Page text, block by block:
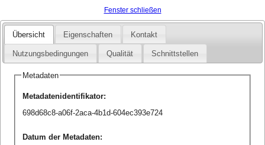
Fenster schließen
Übersicht Eigenschaften Kontakt
Nutzungsbedingungen Qualität Schnittstellen
Metadaten
Metadatenidentifikator:
698d68c8-a06f-2aca-4b1d-604ec393e724
Datum der Metadaten: